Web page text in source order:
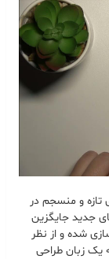
تازه و منسجم در
جدید جایگزین
شده و از نظر
یک زبان طراحی